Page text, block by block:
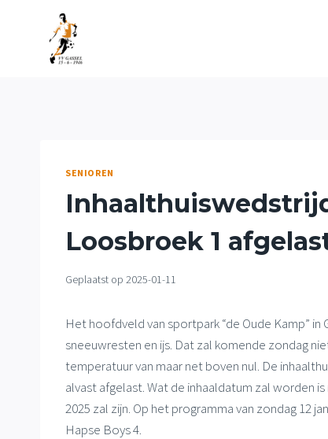
SENIOREN
Loosbroek 1
Geplaatst op 2025-01-11
Het hoofdveld van sportpark “de Oude Kamp”
sneeuwresten en ijs. Dat zal komende zondag
temperatuur van maar net boven nul. De
alvast afgelast. Wat de inhaaldatum zal worden
2025 zal zijn. Op het programma van zondag 12
Hapse Boys 4.